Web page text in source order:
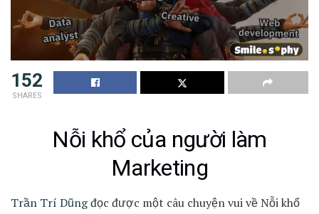
152
SHARES
Nỗi khổ của người làm
Marketing
Trần Trí Dũngđọc được một câu chuyện vui về Nỗi khổ